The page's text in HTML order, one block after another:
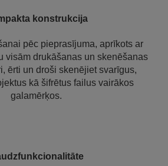
konstrukcija
pēc pieprasījuma, aprīkots ar
visām drukāšanas un skenēšanas
ērti un droši skenējiet svarīgus,
kā šifrētus failus vairākos
galamērķos.